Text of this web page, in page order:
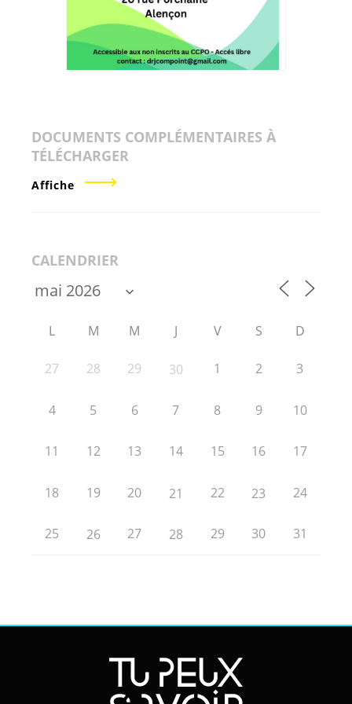
DOCUMENTS COMPLÉMENTAIRES À
TÉLÉCHARGER
Affiche
CALENDRIER
L M M J V S D
27 28 29 30 1 2 3
4 5 6 7 8 9 10
11 12 13 14 15 16 17
18 19 20 21 22 23 24
25 26 27 28 29 30 31